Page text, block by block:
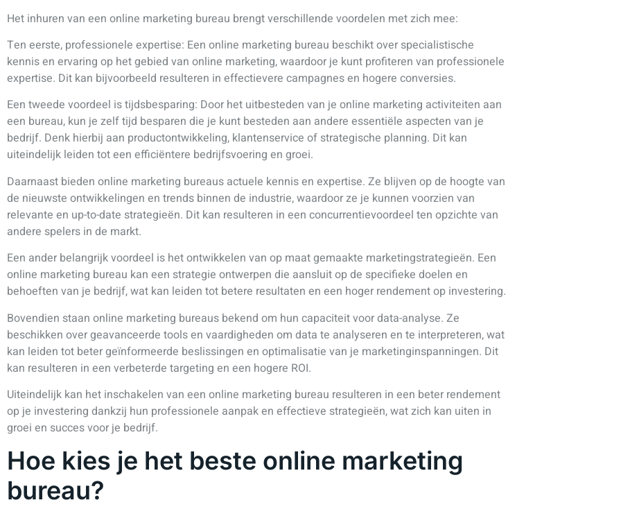
Het inhuren van een online marketing bureau brengt verschillende voordelen met zich mee:
Ten eerste, professionele expertise: Een online marketing bureau beschikt over specialistische
kennis en ervaring op het gebied van online marketing, waardoor je kunt profiteren van professionele
expertise. Dit kan bijvoorbeeld resulteren in effectievere campagnes en hogere conversies.
Een tweede voordeel is tijdsbesparing: Door het uitbesteden van je online marketing activiteiten aan
een bureau, kun je zelf tijd besparen die je kunt besteden aan andere essentiële aspecten van je
bedrijf. Denk hierbij aan productontwikkeling, klantenservice of strategische planning. Dit kan
uiteindelijk leiden tot een efficiëntere bedrijfsvoering en groei.
Daarnaast bieden online marketing bureaus actuele kennis en expertise. Ze blijven op de hoogte van
de nieuwste ontwikkelingen en trends binnen de industrie, waardoor ze je kunnen voorzien van
relevante en up-to-date strategieën. Dit kan resulteren in een concurrentievoordeel ten opzichte van
andere spelers in de markt.
Een ander belangrijk voordeel is het ontwikkelen van op maat gemaakte marketingstrategieën. Een
online marketing bureau kan een strategie ontwerpen die aansluit op de specifieke doelen en
behoeften van je bedrijf, wat kan leiden tot betere resultaten en een hoger rendement op investering.
Bovendien staan online marketing bureaus bekend om hun capaciteit voor data-analyse. Ze
beschikken over geavanceerde tools en vaardigheden om data te analyseren en te interpreteren, wat
kan leiden tot beter geïnformeerde beslissingen en optimalisatie van je marketinginspanningen. Dit
kan resulteren in een verbeterde targeting en een hogere ROI.
Uiteindelijk kan het inschakelen van een online marketing bureau resulteren in een beter rendement
op je investering dankzij hun professionele aanpak en effectieve strategieën, wat zich kan uiten in
groei en succes voor je bedrijf.
Hoe kies je het beste online marketing
bureau?